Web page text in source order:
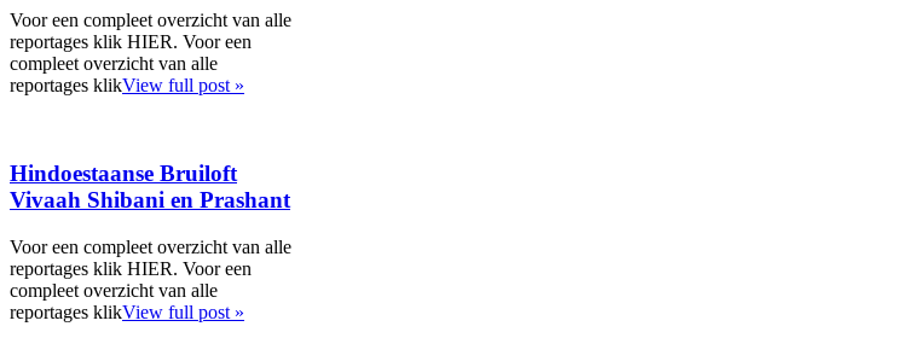
Voor een compleet overzicht van alle
reportages klik HIER. Voor een
compleet overzicht van alle
reportages klikView full post »
Hindoestaanse Bruiloft
Vivaah Shibani en Prashant
Voor een compleet overzicht van alle
reportages klik HIER. Voor een
compleet overzicht van alle
reportages klikView full post »